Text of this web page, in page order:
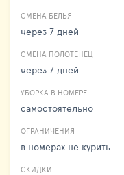
СМЕНА БЕЛЬЯ
через 7 дней
СМЕНА ПОЛОТЕНЕЦ
через 7 дней
УБОРКА В НОМЕРЕ
самостоятельно
ОГРАНИЧЕНИЯ
в номерах не курить
СКИДКИ